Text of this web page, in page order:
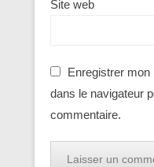
Site web
Enregistrer
dans le navigateur
commentaire.